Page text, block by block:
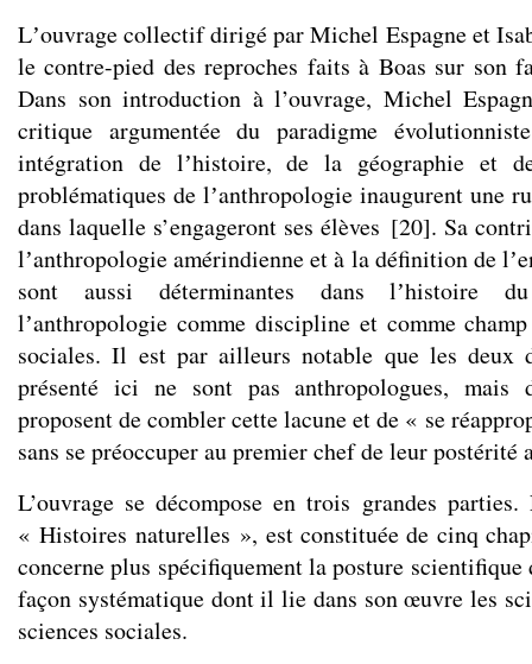
Lʼouvrage collectif dirigé par Michel Espagne et
le contre-pied des reproches faits à Boas sur son
Dans son introduction à l’ouvrage, Michel
critique argumentée du paradigme
intégration de lʼhistoire, de la géographie et
problématiques de lʼanthropologie inaugurent une
dans laquelle s’engageront ses élèves [20]. Sa
lʼanthropologie amérindienne et à la définition de
sont aussi déterminantes dans lʼhistoire
lʼanthropologie comme discipline et comme
sociales. Il est par ailleurs notable que les deux
présenté ici ne sont pas anthropologues, mais
proposent de combler cette lacune et de « se
sans se préoccuper au premier chef de leur postérité
L’ouvrage se décompose en trois grandes
« Histoires naturelles », est constituée de cinq
concerne plus spécifiquement la posture scientifique
façon systématique dont il lie dans son œuvre les
sciences sociales.